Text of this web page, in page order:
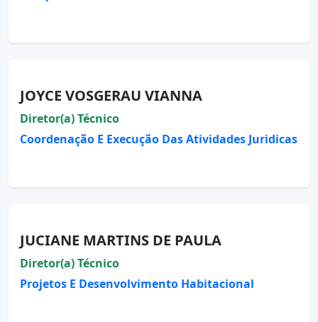
JOYCE VOSGERAU VIANNA
Diretor(a) Técnico
Coordenação E Execução Das Atividades Juridicas
JUCIANE MARTINS DE PAULA
Diretor(a) Técnico
Projetos E Desenvolvimento Habitacional